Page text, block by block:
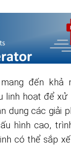
đến khả
linh hoạt để
dụng các giải
hình cao,
có thể sắp